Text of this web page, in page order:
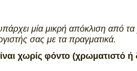
μία μικρή απόκλιση από
σας με τα πραγματικά.
χωρίς φόντο (χρωματιστό ή